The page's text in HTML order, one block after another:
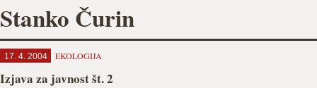
Stanko Čurin
17. 4. 2004 EKOLOGIJA
Izjava za javnost št. 2